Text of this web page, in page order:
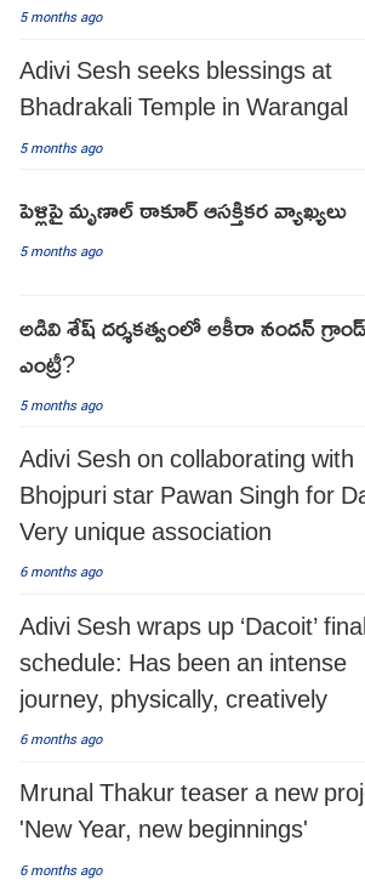
5 months ago
Adivi Sesh seeks blessings at
Bhadrakali Temple in Warangal
5 months ago
పెళ్లిపై మృణాల్ ఠాకూర్ ఆసక్తికర వ్యాఖ్యలు
5 months ago
అడివి శేష్ దర్శకత్వంలో అకీరా నందన్ గ్రాండ్
ఎంట్రీ?
5 months ago
Adivi Sesh on collaborating with
Bhojpuri star Pawan Singh for
Very unique association
6 months ago
Adivi Sesh wraps up ‘Dacoit’ final
schedule: Has been an intense
journey, physically, creatively
6 months ago
Mrunal Thakur teaser a new
'New Year, new beginnings'
6 months ago